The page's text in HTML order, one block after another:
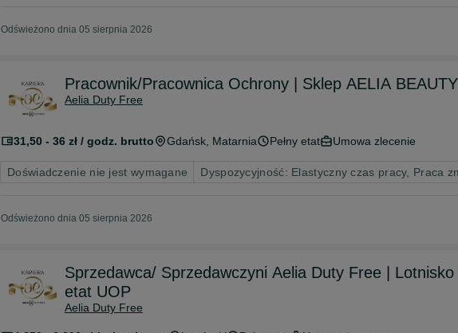
Odświeżono dnia 05 sierpnia 2026
Pracownik/Pracownica Ochrony | Sklep AELIA
Aelia Duty Free
31,50 - 36 zł / godz. brutto Gdańsk , Matarnia Pełny etat Umowa zlecenie
Doświadczenie nie jest wymagane Dyspozycyjność: Elastyczny czas pracy, Praca
Odświeżono dnia 05 sierpnia 2026
Sprzedawca/ Sprzedawczyni Aelia Duty Free | Lotnisko
etat UOP
Aelia Duty Free